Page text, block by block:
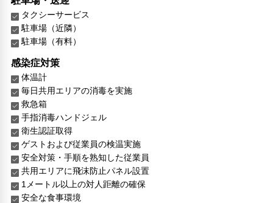
タクシーサービス
駐車場（近隣）
駐車場（有料）
感染症対策
体温計
毎日共用エリアの消毒を実施
救急箱
手指消毒ハンドジェル
衛生認証取得
ゲストおよび従業員の検温実施
安全対策・手順を熟知した従業員
共用エリアに飛沫防止パネル設置
1メートル以上の対人距離の確保
安全な食事環境